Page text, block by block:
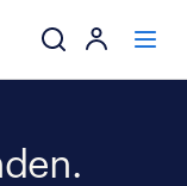
zoek een